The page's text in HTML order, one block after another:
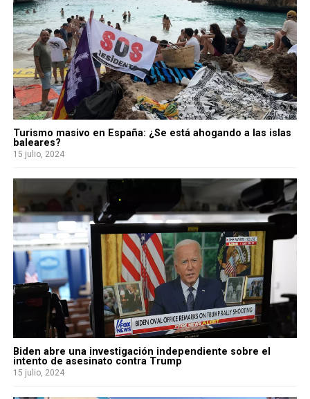
Turismo masivo en España: ¿Se está ahogando a las islas
baleares?
15 julio, 2024
Biden abre una investigación independiente sobre el
intento de asesinato contra Trump
15 julio, 2024